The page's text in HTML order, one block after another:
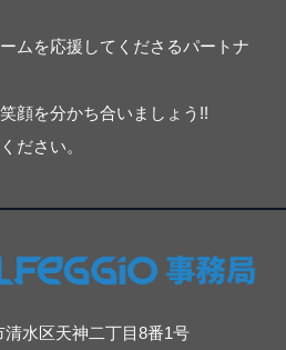
ムを応援してくださるパートナ
顔を分かち合いましょう!!
ださい。
水区天神二丁目8番1号